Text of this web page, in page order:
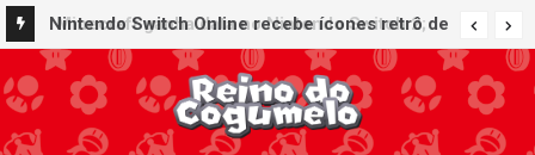
Nintendo Switch Online recebe ícones retrô de
Mario Paint (SNES) e Mario Kart: Super Circuit
(GBA)